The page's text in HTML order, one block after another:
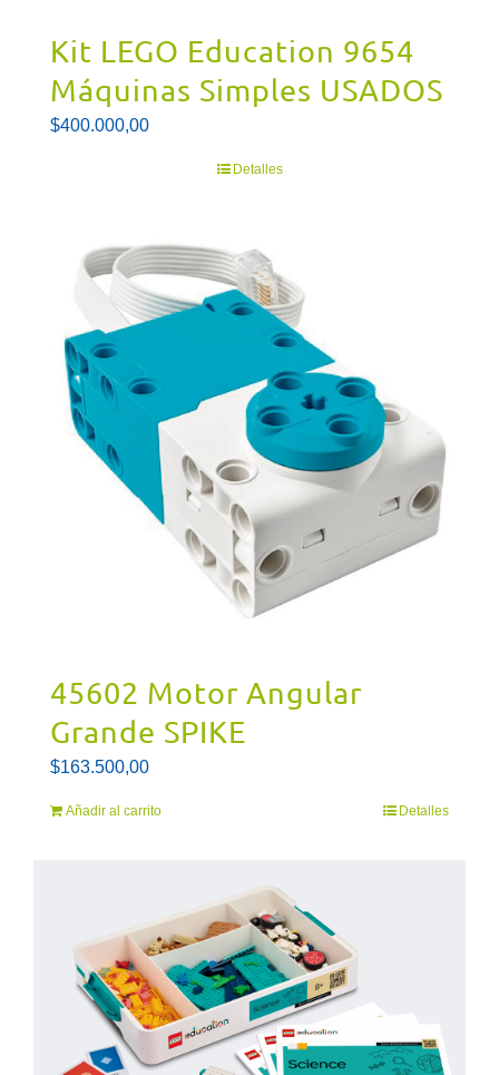
Kit LEGO Education 9654
Máquinas Simples USADOS
$400.000,00
Detalles
45602 Motor Angular
Grande SPIKE
$163.500,00
Añadir al carrito Detalles